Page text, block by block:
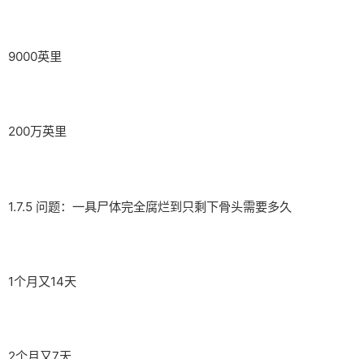
9000英里
200万英里
1.7.5 问题：一具尸体完全腐烂到只剩下骨头需要多久
1个月又14天